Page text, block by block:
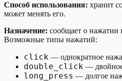
Способ использования: хранит
может менять его.
Назначение: сообщает о нажатии
Возможные типы нажатий:
click — однократное
double_click —
long_press — долгое